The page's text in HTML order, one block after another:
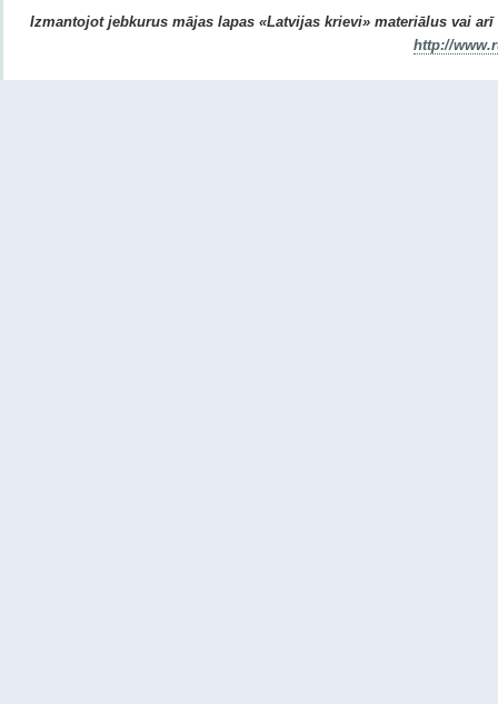
Izmantojot jebkurus mājas lapas «Latvijas krievi» materiālus vai
http://